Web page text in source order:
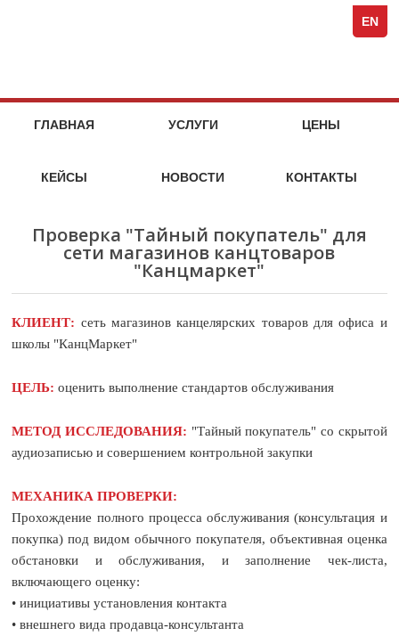
ГЛАВНАЯ
УСЛУГИ
ЦЕНЫ
КЕЙСЫ НОВОСТИ КОНТАКТЫ
Full-
EN
Проверка "Тайный покупатель" для
сети магазинов канцтоваров
"Канцмаркет"
КЛИЕНТ: сеть магазинов канцелярских товаров для офиса и
школы "КанцМаркет"
ЦЕЛЬ: оценить выполнение стандартов обслуживания
МЕТОД ИССЛЕДОВАНИЯ: "Тайный покупатель" со скрытой
аудиозаписью и совершением контрольной закупки
МЕХАНИКА ПРОВЕРКИ:
Прохождение полного процесса обслуживания (консультация и
покупка) под видом обычного покупателя, объективная оценка
обстановки и обслуживания, и заполнение чек-листа,
включающего оценку:
• инициативы установления контакта
• внешнего вида продавца-консультанта